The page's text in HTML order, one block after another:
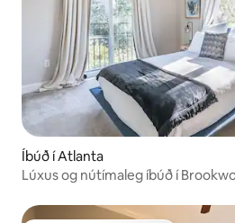
Íbúð í Atlanta
Lúxus og nútímaleg íbúð í